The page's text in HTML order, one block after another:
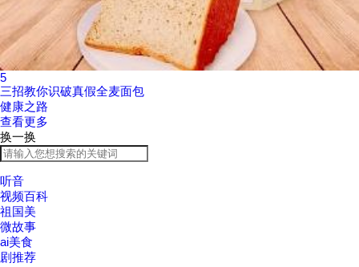
5
三招教你识破真假全麦面包
健康之路
查看更多
换一换
听音
视频百科
祖国美
微故事
ai美食
剧推荐